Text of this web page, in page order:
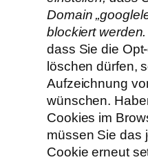
Domain
blockiert werden.
dass Sie die
löschen dürfen,
Aufzeichnung
wünschen.
Cookies im
müssen Sie das
Cookie erneut